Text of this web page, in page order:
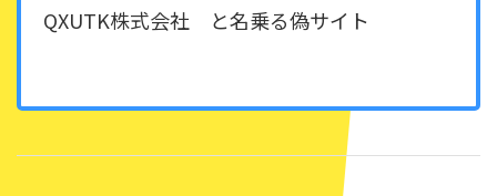
QXUTK株式会社 と名乗る偽サイト